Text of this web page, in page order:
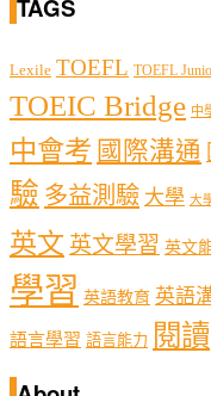
TAGS
Lexile TOEFL TOEFL
TOEIC Bridge 中
中會考 國際溝通
驗 多益測驗 大學 大
英文 英文學習 英文
學習 英語教育 英語
語言學習 語言能力 閱讀